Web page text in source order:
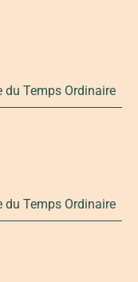
Temps Ordinaire
Temps Ordinaire